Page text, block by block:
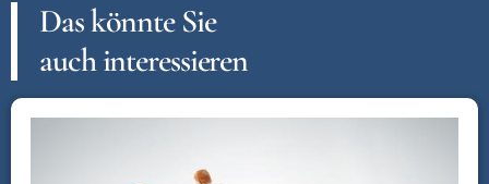
Das könnte Sie
auch interessieren